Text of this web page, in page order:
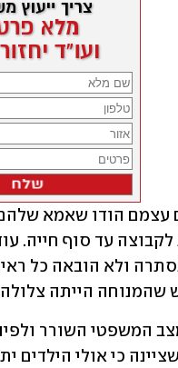
שהמנוחה הייתה